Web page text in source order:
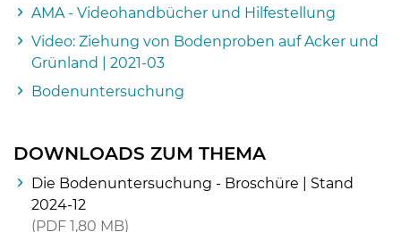
AMA - Videohandbücher und Hilfestellung
Video: Ziehung von Bodenproben auf Acker und
Grünland | 2021-03
Bodenuntersuchung
DOWNLOADS ZUM THEMA
Die Bodenuntersuchung - Broschüre | Stand
2024-12
PDF 1,80 MB